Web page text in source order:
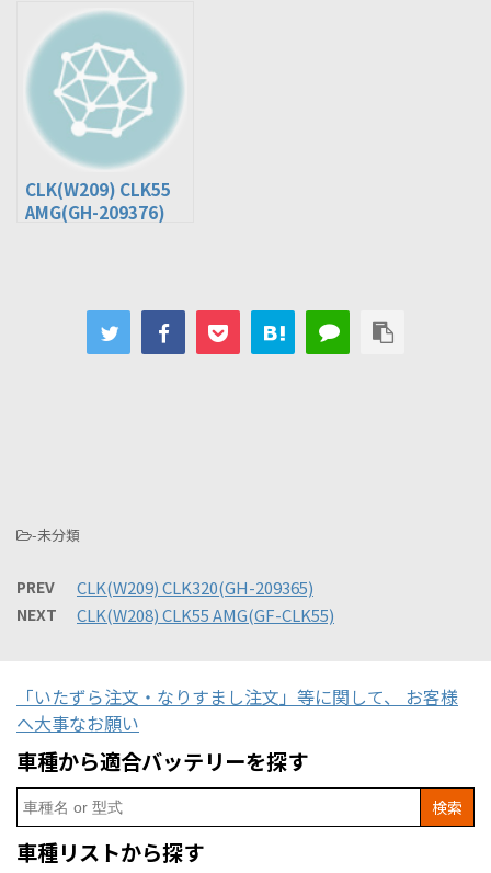
CLK(W209) CLK55
AMG(GH-209376)
-未分類
PREV CLK(W209) CLK320(GH-209365)
NEXT CLK(W208) CLK55 AMG(GF-CLK55)
「いたずら注文・なりすまし注文」等に関して、 お客様
へ大事なお願い
車種から適合バッテリーを探す
Search
for:
車種リストから探す